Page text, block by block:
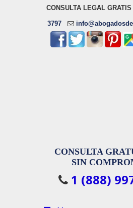
CONSULTA LEGAL
3797
CONSULTA
SIN
1 (888)